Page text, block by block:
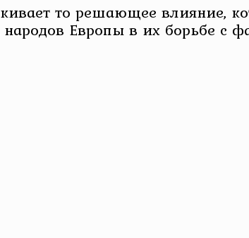
то решающее влияние,
Европы в их борьбе с